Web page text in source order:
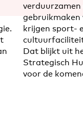
gebruikmaken
krijgen sport-
Dat blijkt uit
Strategisch
voor de